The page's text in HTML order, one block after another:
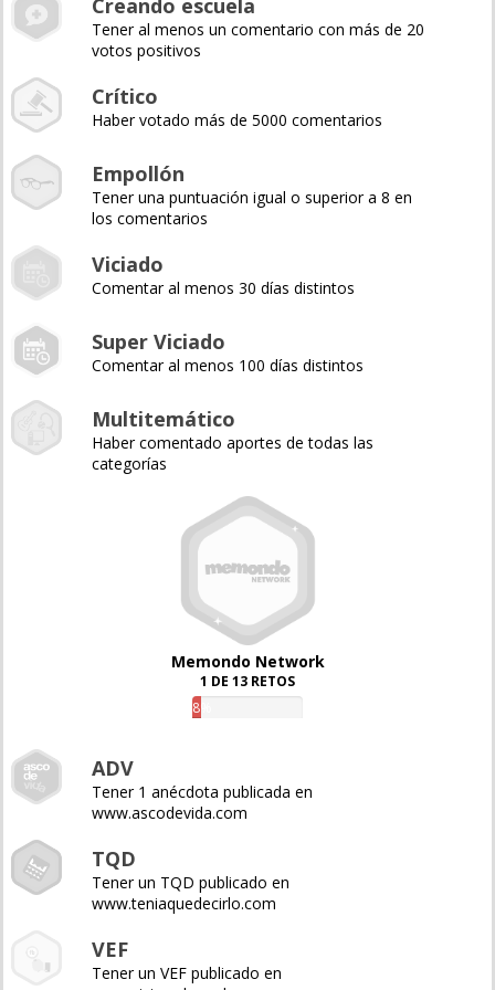
Creando escuela
Tener al menos un comentario con más de 20
votos positivos
Crítico
Haber votado más de 5000 comentarios
Empollón
Tener una puntuación igual o superior a 8 en
los comentarios
Viciado
Comentar al menos 30 días distintos
Super Viciado
Comentar al menos 100 días distintos
Multitemático
Haber comentado aportes de todas las
categorías
Memondo Network
1 DE 13 RETOS
8%
ADV
Tener 1 anécdota publicada en
www.ascodevida.com
TQD
Tener un TQD publicado en
www.teniaquedecirlo.com
VEF
Tener un VEF publicado en